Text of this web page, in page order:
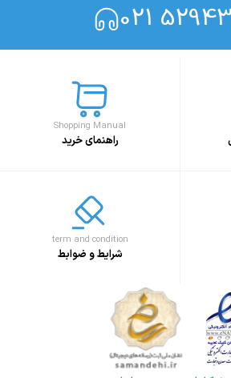
021
Shopping Manual
راهنمای خرید
term and condition
شرایط و ضوابط